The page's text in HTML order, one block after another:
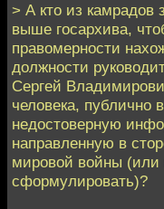
> А кто из камрадов
выше госархива,
правомерности
должности
Сергей
человека, публично
недостоверную
направленную в
мировой войны (или
сформулировать)?